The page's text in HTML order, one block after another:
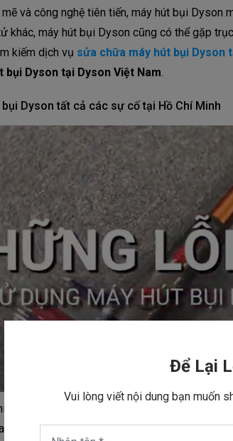
Để Lại
Vui lòng viết nội dung bạn muốn
và công nghệ tiên tiến, máy hút bụi Dyson
khác, máy hút bụi Dyson cũng có thể gặp
kiếm dịch vụ sửa chữa máy hút bụi Dyson
bụi Dyson tại Dyson Việt Nam.
Dyson tất cả các sự cố tại Hồ Chí Minh
năm kinh nghiệm sửa chữa các dòng máy
triệt để tất cả các lỗi ở dòng máy này.